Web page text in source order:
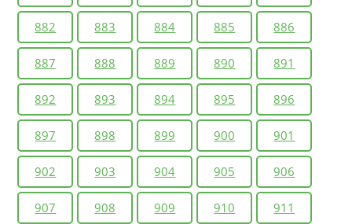
882 883 884 885 886
887 888 889 890 891
892 893 894 895 896
897 898 899 900 901
902 903 904 905 906
907 908 909 910 911